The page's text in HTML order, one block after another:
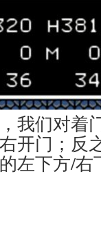
我们对着
开门；反
左下方/